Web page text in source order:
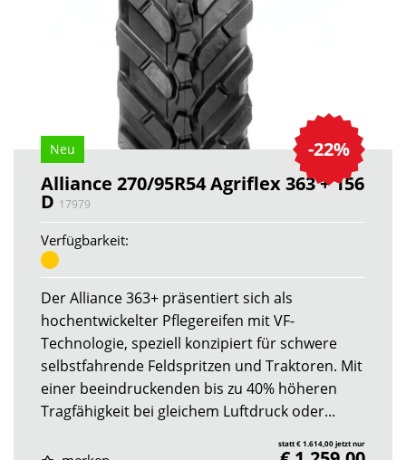
-22%
Neu
Alliance 270/95R54 Agriflex 363 + 156
D 17979
Verfügbarkeit:
Der Alliance 363+ präsentiert sich als
hochentwickelter Pflegereifen mit VF-
Technologie, speziell konzipiert für schwere
selbstfahrende Feldspritzen und Traktoren. Mit
einer beeindruckenden bis zu 40% höheren
Tragfähigkeit bei gleichem Luftdruck oder...
statt € 1.614,00 jetzt nur